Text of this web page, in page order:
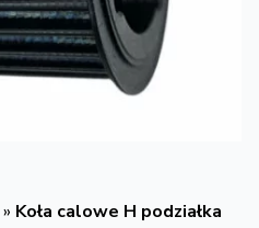
» Koła calowe H podziałka